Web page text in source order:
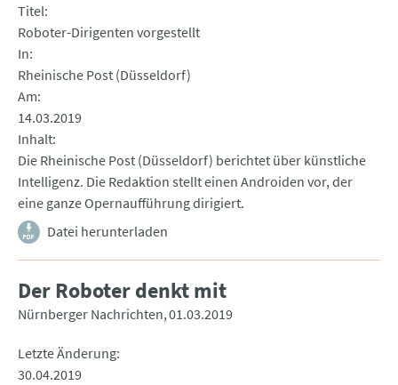
Titel
Roboter-Dirigenten vorgestellt
In
Rheinische Post (Düsseldorf)
Am
14.03.2019
Inhalt
Die Rheinische Post (Düsseldorf) berichtet über künstliche
Intelligenz. Die Redaktion stellt einen Androiden vor, der
eine ganze Opernaufführung dirigiert.
Datei herunterladen
Der Roboter denkt mit
Nürnberger Nachrichten 01.03.2019
Letzte Änderung
30.04.2019